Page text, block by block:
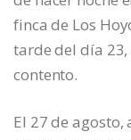
finca de Los
tarde del día
contento.
El 27 de agosto,